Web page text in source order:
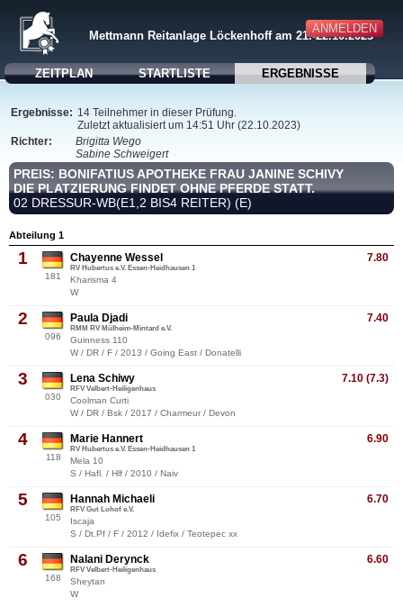
ANMELDEN
Mettmann Reitanlage Löckenhoff am 21.-22.10.2023
ZEITPLAN STARTLISTE ERGEBNISSE
Ergebnisse: 14 Teilnehmer in dieser Prüfung.
Zuletzt aktualisiert um 14:51 Uhr (22.10.2023)
Richter:
Brigitta Wego
Sabine Schweigert
PREIS: BONIFATIUS APOTHEKE FRAU JANINE SCHIVY
DIE PLATZIERUNG FINDET OHNE PFERDE STATT.
02 DRESSUR-WB(E1,2 BIS4 REITER) (E)
Abteilung 1
1
181
7.80
Chayenne Wessel
RV Hubertus e.V. Essen-Heidhausen 1
Kharisma 4
W
2
096
7.40
Paula Djadi
RMM RV Mülheim-Mintard e.V.
Guinness 110
W / DR / F / 2013 / Going East / Donatelli
3
030
7.10 (7.3)
Lena Schiwy
RFV Velbert-Heiligenhaus
Coolman Curti
W / DR / Bsk / 2017 / Charmeur / Devon
4
118
6.90
Marie Hannert
RV Hubertus e.V. Essen-Heidhausen 1
Mela 10
S / Hafl. / Hlf / 2010 / Naiv
5
105
6.70
Hannah Michaeli
RFV Gut Lohof e.V.
Iscaja
S / Dt.Pf / F / 2012 / Idefix / Teotepec xx
6
168
6.60
Nalani Derynck
RFV Velbert-Heiligenhaus
Sheytan
W